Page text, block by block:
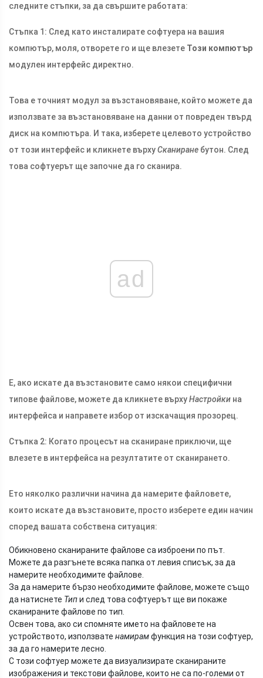
следните стъпки, за да свършите работата:
Стъпка 1: След като инсталирате софтуера на вашия
компютър, моля, отворете го и ще влезете Този компютър
модулен интерфейс директно.
Това е точният модул за възстановяване, който можете да
използвате за възстановяване на данни от повреден твърд
диск на компютъра. И така, изберете целевото устройство
от този интерфейс и кликнете върхуСканиране бутон. След
това софтуерът ще започне да го сканира.
ad
Е, ако искате да възстановите само някои специфични
типове файлове, можете да кликнете върхуНастройки на
интерфейса и направете избор от изскачащия прозорец.
Стъпка 2: Когато процесът на сканиране приключи, ще
влезете в интерфейса на резултатите от сканирането.
Ето няколко различни начина да намерите файловете,
които искате да възстановите, просто изберете един начин
според вашата собствена ситуация:
Обикновено сканираните файлове са изброени по път.
Можете да разгънете всяка папка от левия списък, за да
намерите необходимите файлове.
За да намерите бързо необходимите файлове, можете също
да натиснете Типи след това софтуерът ще ви покаже
сканираните файлове по тип.
Освен това, ако си спомняте името на файловете на
устройството, използвате намирамфункция на този софтуер,
за да го намерите лесно.
С този софтуер можете да визуализирате сканираните
изображения и текстови файлове, които не са по-големи от